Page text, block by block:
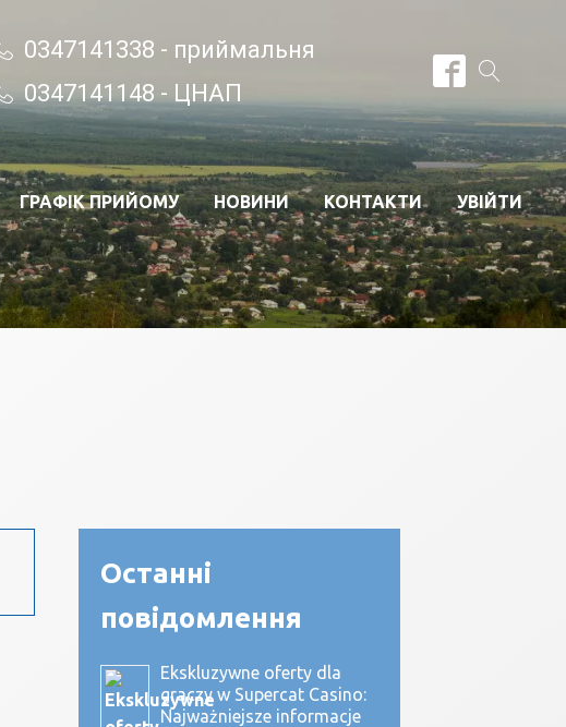
0347141338 - приймальня
0347141148 - ЦНАП
ГРАФІК ПРИЙОМУ НОВИНИ КОНТАКТИ УВІЙТИ
Останні
повідомлення
Ekskluzywne oferty dla
graczy w Supercat Casino:
Najważniejsze informacje